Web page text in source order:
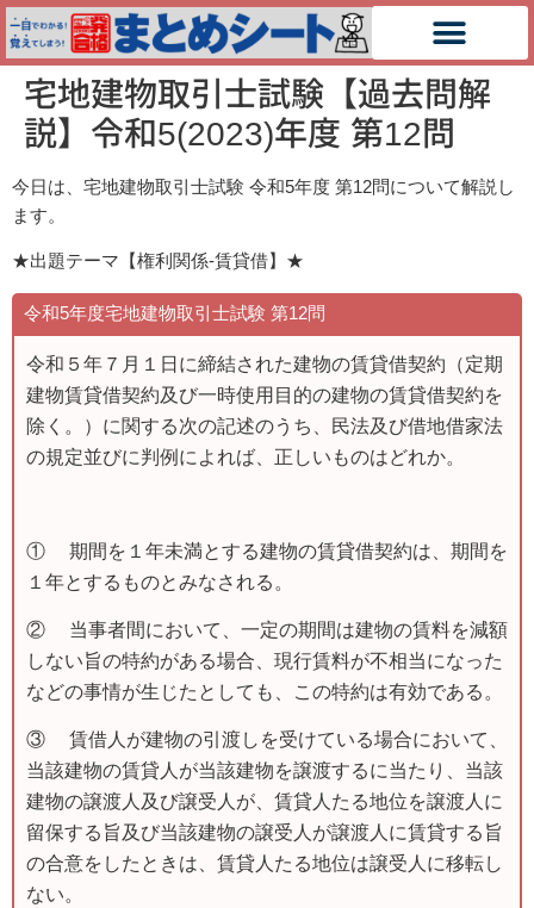
宅地建物取引士試験【過去問解
説】令和5(2023)年度 第12問
今日は、宅地建物取引士試験 令和5年度 第12問について解説し
ます。
★出題テーマ【権利関係-賃貸借】★
令和5年度宅地建物取引士試験 第12問
令和５年７月１日に締結された建物の賃貸借契約（定期
建物賃貸借契約及び一時使用目的の建物の賃貸借契約を
除く。）に関する次の記述のうち、民法及び借地借家法
の規定並びに判例によれば、正しいものはどれか。
① 期間を１年未満とする建物の賃貸借契約は、期間を
１年とするものとみなされる。
② 当事者間において、一定の期間は建物の賃料を減額
しない旨の特約がある場合、現行賃料が不相当になった
などの事情が生じたとしても、この特約は有効である。
③ 賃借人が建物の引渡しを受けている場合において、
当該建物の賃貸人が当該建物を譲渡するに当たり、当該
建物の譲渡人及び譲受人が、賃貸人たる地位を譲渡人に
留保する旨及び当該建物の譲受人が譲渡人に賃貸する旨
の合意をしたときは、賃貸人たる地位は譲受人に移転し
ない。